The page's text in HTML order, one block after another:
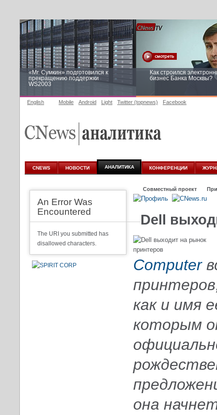
«Mr. Сумкин» подготовился к
прекращению поддержки
WS2003
Как строился
бизнес Банка Москвы?
аналитике
English Mobile Android Light Twitter (topnews) Facebook
CNEWS НОВОСТИ АНАЛИТИКА КОНФЕРЕНЦИИ
An Error Was
Encountered
The URI you submitted has
disallowed characters.
Совместный проект
Dell
Computer
как и имя
которым
она